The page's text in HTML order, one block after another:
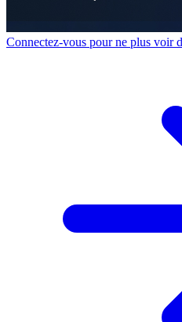
Connectez-vous pour ne plus voir